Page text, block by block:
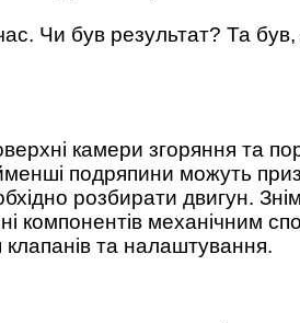
Чи був результат? Та
камери згоряння та
подряпини можуть
розбирати двигун.
компонентів механічним
та налаштування.